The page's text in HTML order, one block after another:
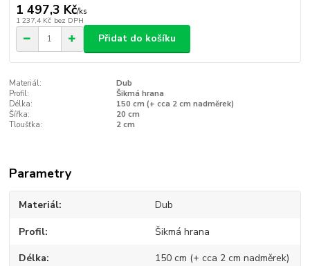
1 497,3 Kč/ks
1 237,4 Kč bez DPH
Přidat do košíku
Materiál:
Dub
Profil:
Šikmá hrana
Délka:
150 cm (+ cca 2 cm nadměrek)
Šířka:
20 cm
Tloušťka:
2 cm
Parametry
Materiál Dub
Profil Šikmá hrana
Délka 150 cm (+ cca 2 cm nadměrek)